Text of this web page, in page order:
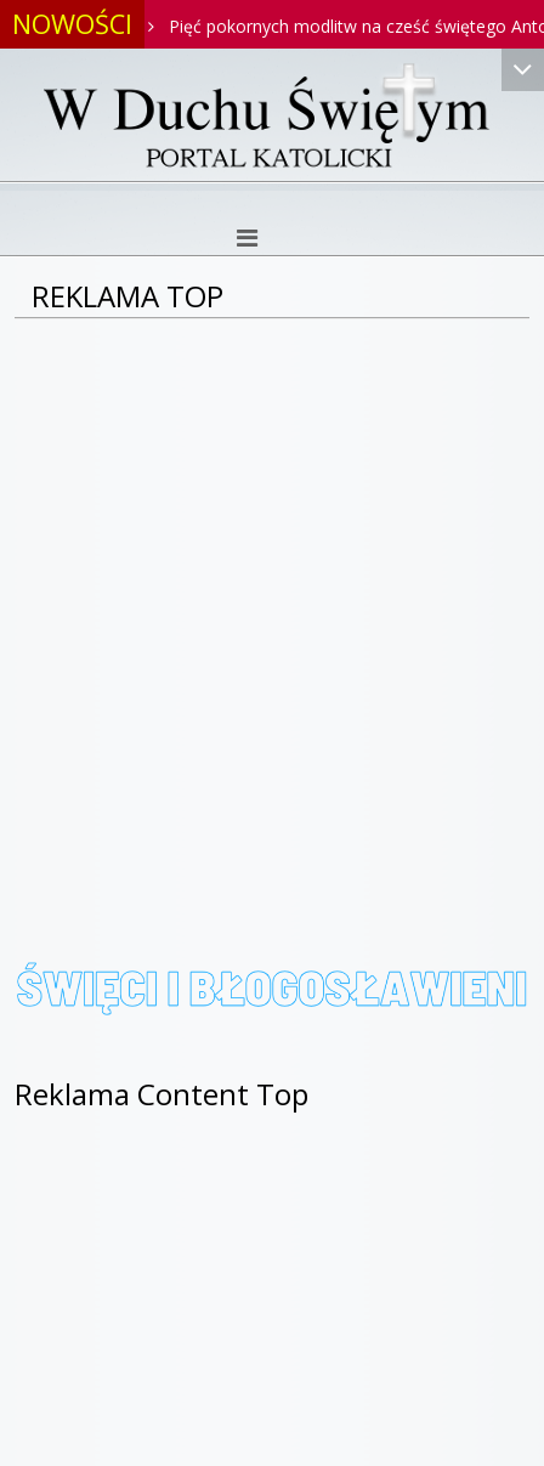
NOWOŚCIPięć pokornych modlitw na cześć świętego Antoniego
REKLAMA TOP
Reklama Content Top